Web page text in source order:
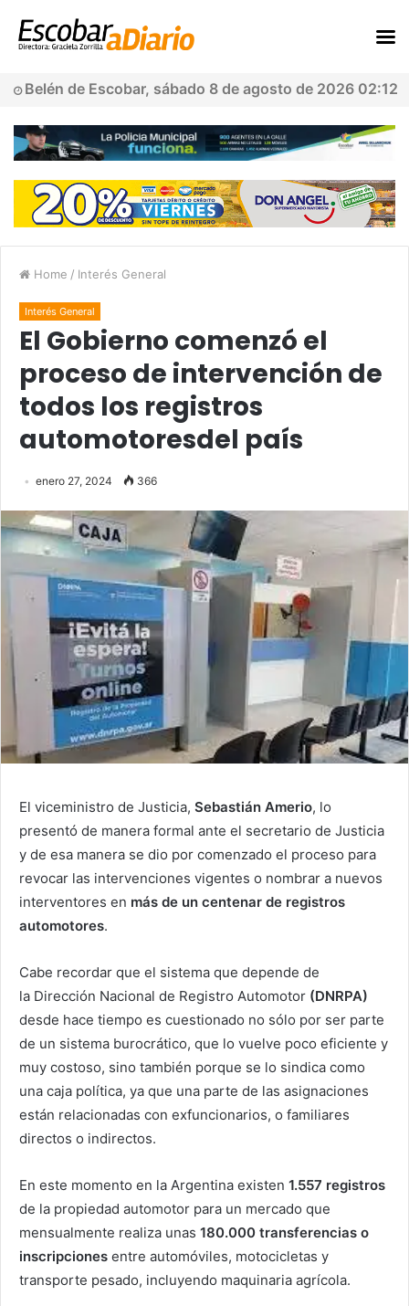
Belén de Escobar, sábado 8 de agosto de 2026 02:12
Home / Interés General
Interés General
El Gobierno comenzó el
proceso de intervención de
todos los registros
automotoresdel país
enero 27, 2024 366
El viceministro de Justicia, Sebastián Amerio, lo
presentó de manera formal ante el secretario de Justicia
y de esa manera se dio por comenzado el proceso para
revocar las intervenciones vigentes o nombrar a nuevos
interventores en más de un centenar de registros
automotores.
Cabe recordar que el sistema que depende de
la Dirección Nacional de Registro Automotor (DNRPA)
desde hace tiempo es cuestionado no sólo por ser parte
de un sistema burocrático, que lo vuelve poco eficiente y
muy costoso, sino también porque se lo sindica como
una caja política, ya que una parte de las asignaciones
están relacionadas con exfuncionarios, o familiares
directos o indirectos.
En este momento en la Argentina existen 1.557 registros
de la propiedad automotor para un mercado que
mensualmente realiza unas 180.000 transferencias o
inscripciones entre automóviles, motocicletas y
transporte pesado, incluyendo maquinaria agrícola.